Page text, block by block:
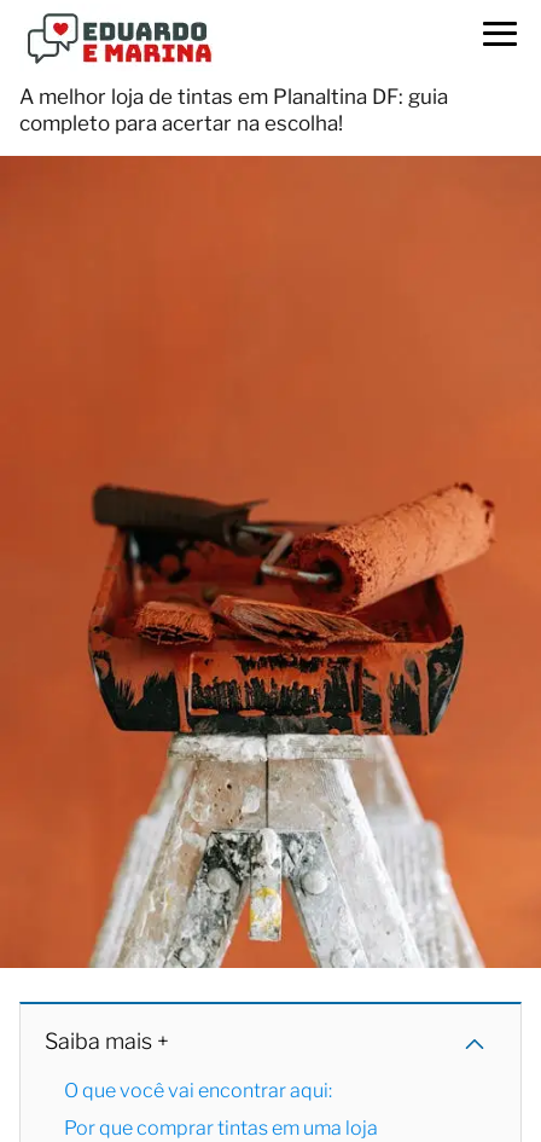
A melhor loja de tintas em Planaltina DF: guia
completo para acertar na escolha!
Saiba mais +
O que você vai encontrar aqui:
Por que comprar tintas em uma loja